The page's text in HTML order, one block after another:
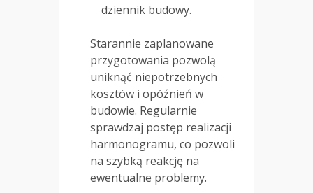
dziennik budowy.
Starannie zaplanowane
przygotowania pozwolą
uniknąć niepotrzebnych
kosztów i opóźnień w
budowie. Regularnie
sprawdzaj postęp realizacji
harmonogramu, co pozwoli
na szybką reakcję na
ewentualne problemy.